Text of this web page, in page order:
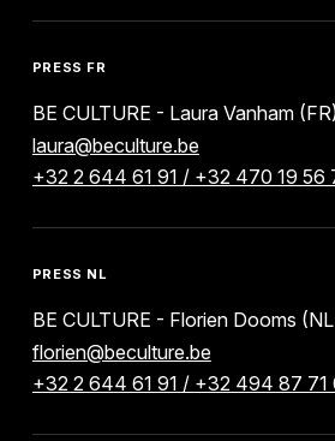
PRESS FR
BE CULTURE - Laura Vanham
laura@beculture.be
+32 2 644 61 91 / +32 470 19 56
PRESS NL
BE CULTURE - Florien Dooms
florien@beculture.be
+32 2 644 61 91 / +32 494 87 71